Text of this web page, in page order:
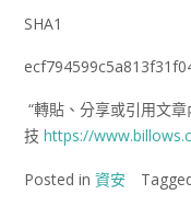
SHA1
“轉貼、分享或引用文
技 https://
Posted in 資安